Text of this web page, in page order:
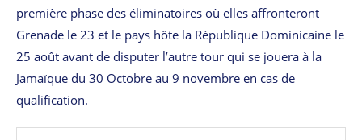
première phase des éliminatoires où elles affronteront
Grenade le 23 et le pays hôte la République Dominicaine le
25 août avant de disputer l’autre tour qui se jouera à la
Jamaïque du 30 Octobre au 9 novembre en cas de
qualification.